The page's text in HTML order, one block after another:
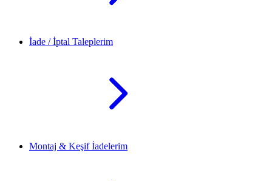
İade / İptal Taleplerim
Montaj & Keşif İadelerim